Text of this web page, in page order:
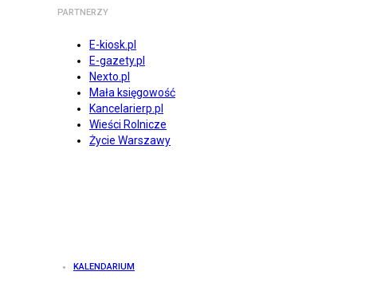
PARTNERZY
E-kiosk.pl
E-gazety.pl
Nexto.pl
Mała księgowość
Kancelarierp.pl
Wieści Rolnicze
Życie Warszawy
KALENDARIUM